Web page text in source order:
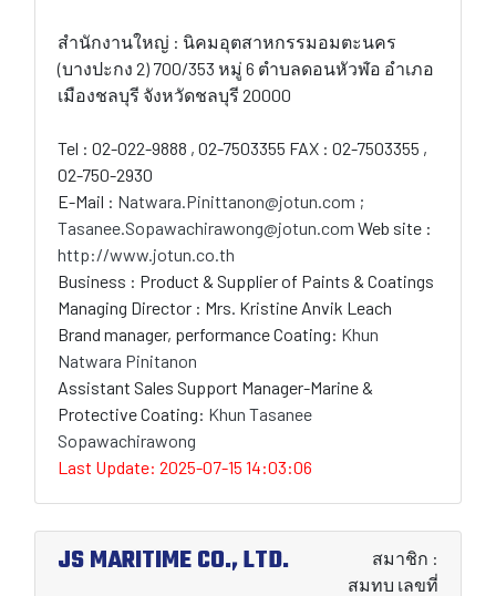
สำนักงานใหญ่ : นิคมอุตสาหกรรมอมตะนคร
(บางปะกง 2) 700/353 หมู่ 6 ตำบลดอนหัวฬ่อ อำเภอ
เมืองชลบุรี จังหวัดชลบุรี 20000
Tel : 02-022-9888 , 02-7503355 FAX : 02-7503355 ,
02-750-2930
E-Mail : Natwara.Pinittanon@jotun.com ;
Tasanee.Sopawachirawong@jotun.com Web site :
http://www.jotun.co.th
Business : Product & Supplier of Paints & Coatings
Managing Director : Mrs. Kristine Anvik Leach
Brand manager, performance Coating: Khun
Natwara Pinitanon
Assistant Sales Support Manager-Marine &
Protective Coating: Khun Tasanee
Sopawachirawong
Last Update: 2025-07-15 14:03:06
JS MARITIME CO., LTD.
สมาชิก :
สมทบ เลขที่